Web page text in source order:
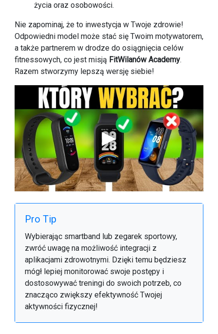
życia oraz osobowości.
Nie zapominaj, że to inwestycja w Twoje zdrowie!
Odpowiedni model może stać się Twoim motywatorem,
a także partnerem w drodze do osiągnięcia celów
fitnessowych, co jest misją FitWilanów Academy.
Razem stworzymy lepszą wersję siebie!
Pro Tip
Wybierając smartband lub zegarek sportowy,
zwróć uwagę na możliwość integracji z
aplikacjami zdrowotnymi. Dzięki temu będziesz
mógł lepiej monitorować swoje postępy i
dostosowywać treningi do swoich potrzeb, co
znacząco zwiększy efektywność Twojej
aktywności fizycznej!